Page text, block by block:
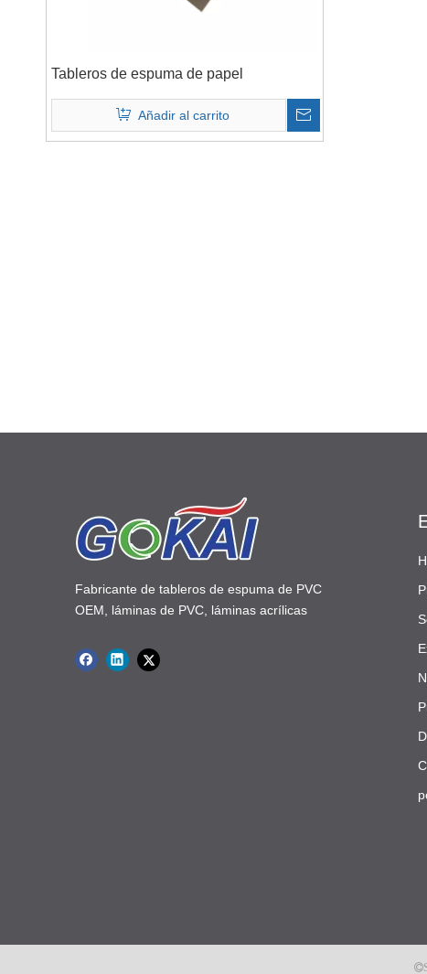
Tableros de espuma de papel
Añadir al carrito
Fabricante de tableros de espuma de PVC
OEM, láminas de PVC, láminas acrílicas